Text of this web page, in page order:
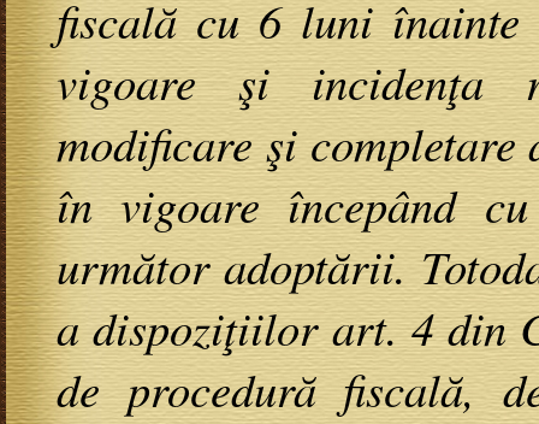
fiscală cu 6 luni
vigoare şi incidenţa
modificare şi
în vigoare începând
următor adoptării.
a dispoziţiilor art. 4 din
de procedură fiscală,